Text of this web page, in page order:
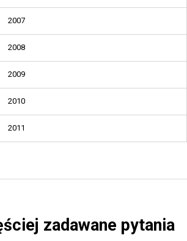
2007
2008
2009
2010
2011
zadawane pytania